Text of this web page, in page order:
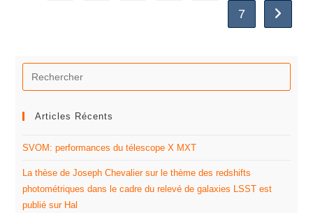
7
Articles Récents
SVOM: performances du télescope X MXT
La thèse de Joseph Chevalier sur le thème des redshifts
photométriques dans le cadre du relevé de galaxies LSST est
publié sur Hal